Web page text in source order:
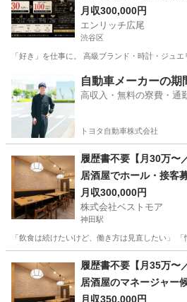
月収300,000円
エンリッチ広尾
渋谷区
「好き」を仕事に。 高級ブランド・時計・ジュ
その他 ブランド
自動車メーカーの期
高収入・無料の寮費・通
トヨタ自動車株式会社
履歴書不要【月30万〜
居酒屋でホール・接客
月収300,000円
株式会社ベストモア
神田駅
「飲食は続けたいけど、働き方は見直したい」
神田駅 飲食
履歴書不要【月35万〜
居酒屋のマネージャー
月収350,000円